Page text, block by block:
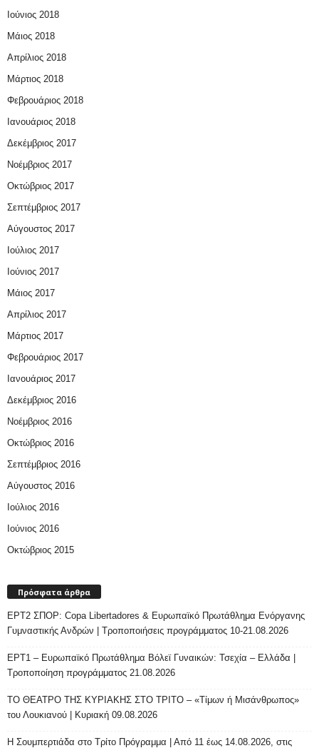
Ιούνιος 2018
Μάιος 2018
Απρίλιος 2018
Μάρτιος 2018
Φεβρουάριος 2018
Ιανουάριος 2018
Δεκέμβριος 2017
Νοέμβριος 2017
Οκτώβριος 2017
Σεπτέμβριος 2017
Αύγουστος 2017
Ιούλιος 2017
Ιούνιος 2017
Μάιος 2017
Απρίλιος 2017
Μάρτιος 2017
Φεβρουάριος 2017
Ιανουάριος 2017
Δεκέμβριος 2016
Νοέμβριος 2016
Οκτώβριος 2016
Σεπτέμβριος 2016
Αύγουστος 2016
Ιούλιος 2016
Ιούνιος 2016
Οκτώβριος 2015
Πρόσφατα άρθρα
ΕΡΤ2 ΣΠΟΡ: Copa Libertadores & Ευρωπαϊκό Πρωτάθλημα Ενόργανης
Γυμναστικής Ανδρών | Τροποποιήσεις προγράμματος 10-21.08.2026
ΕΡΤ1 – Ευρωπαϊκό Πρωτάθλημα Βόλεϊ Γυναικών: Τσεχία – Ελλάδα |
Τροποποίηση προγράμματος 21.08.2026
ΤΟ ΘΕΑΤΡΟ ΤΗΣ ΚΥΡΙΑΚΗΣ ΣΤΟ ΤΡΙΤΟ – «Τίμων ή Μισάνθρωπος»
του Λουκιανού | Κυριακή 09.08.2026
H Σουμπερτιάδα στο Τρίτο Πρόγραμμα | Από 11 έως 14.08.2026, στις